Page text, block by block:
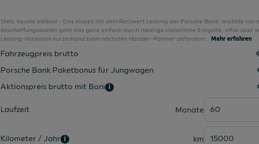
Multifunktionslenkrad in Leder
Notbremsassistent "Front Assist"
Notruf-Service
Parkhilfe hinten
Proaktives Insassenschutzsystem
Radio "Composition"
Stets liquide bleiben - Das klappt mit dem Restwert Leasing der Porsche Bank: anstelle von
Anschaffungskosten geht das ganz einfach durch niedrige monatliche Entgelte. Infos über
Leasing-Varianten kurzerhand beim nächsten Händler-Partner anfordern.
Mehr erfahren
Fahrzeugpreis brutto
Porsche Bank Paketbonus für Jungwagen
Aktionspreis brutto mit Boni i
Laufzeit Monate 60
Kilometer / Jahr i km 15000